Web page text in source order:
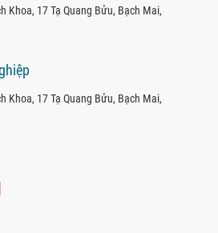
Khoa, 17 Tạ Quang Bửu, Bạch Mai,
Khoa, 17 Tạ Quang Bửu, Bạch Mai,